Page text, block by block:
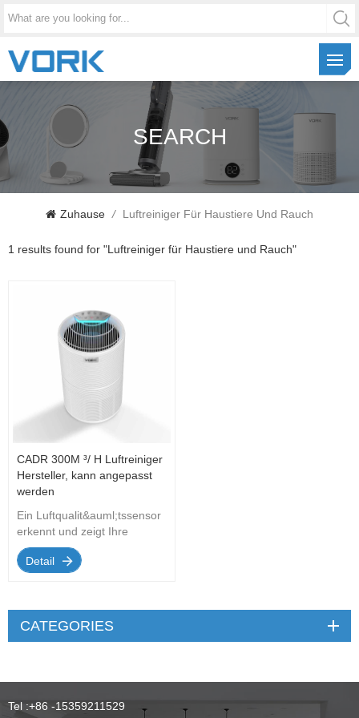
SEARCH
Zuhause / Luftreiniger Für Haustiere Und Rauch
1 results found for "Luftreiniger für Haustiere und Rauch"
CADR 300M ³/ H Luftreiniger
Hersteller, kann angepasst
werden
Ein Luftqualit&auml;tssensor
erkennt und zeigt Ihre
Raumluftqualit&auml;t in
Echtzeit an. Eine vierstufige
h&ouml;chstm&ouml;gliche
Effizienz
Detail
CATEGORIES
Tel :+86 -15359211529